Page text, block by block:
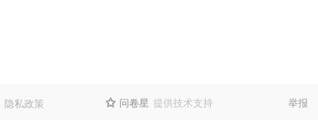
隐私政策  问卷星 提供技术支持 举报